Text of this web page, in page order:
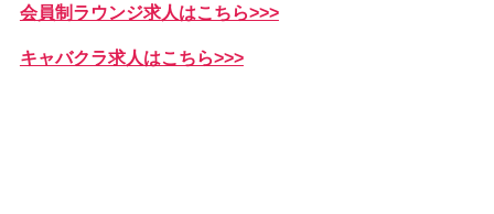
会員制ラウンジ求人はこちら>>>
キャバクラ求人はこちら>>>